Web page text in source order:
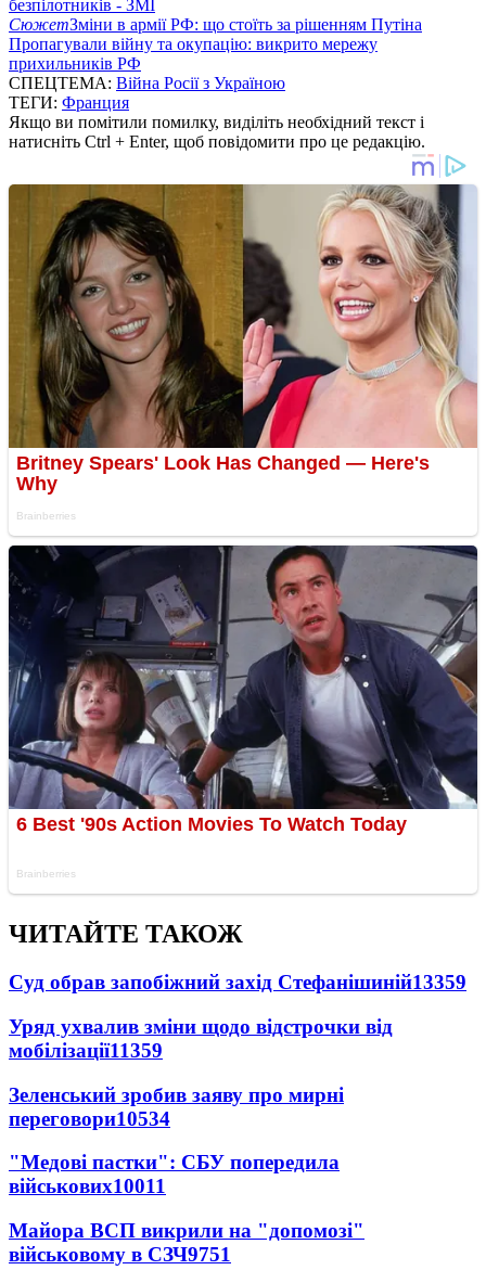
безпілотників - ЗМІ
СюжетЗміни в армії РФ: що стоїть за рішенням Путіна
Пропагували війну та окупацію: викрито мережу
прихильників РФ
СПЕЦТЕМА: Війна Росії з Україною
ТЕГИ: Франция
Якщо ви помітили помилку, виділіть необхідний текст і
натисніть Ctrl + Enter, щоб повідомити про це редакцію.
ЧИТАЙТЕ ТАКОЖ
Суд обрав запобіжний захід Стефанішиній13359
Уряд ухвалив зміни щодо відстрочки від
мобілізації11359
Зеленський зробив заяву про мирні
переговори10534
"Медові пастки": СБУ попередила
військових10011
Майора ВСП викрили на "допомозі"
військовому в СЗЧ9751